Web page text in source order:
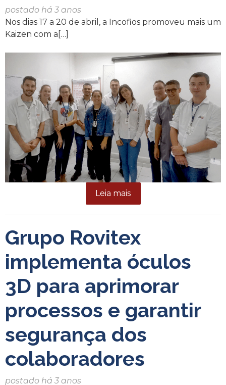
postado há 3 anos
Nos dias 17 a 20 de abril, a Incofios promoveu mais um
Kaizen com a[…]
Leia mais
Grupo Rovitex
implementa óculos
3D para aprimorar
processos e garantir
segurança dos
colaboradores
postado há 3 anos